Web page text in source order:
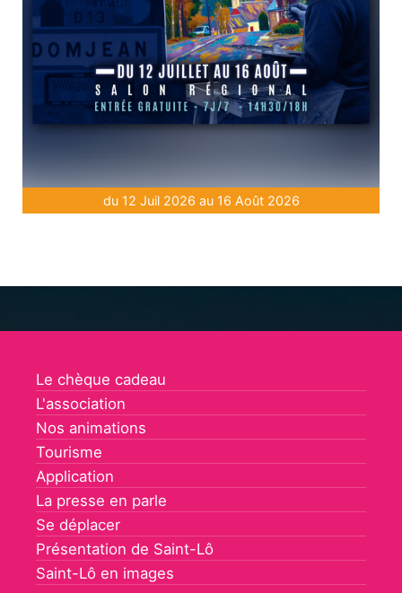
du 12 Juil 2026 au 16 Août 2026
Le chèque cadeau
L'association
Nos animations
Tourisme
Application
La presse en parle
Se déplacer
Présentation de Saint-Lô
Saint-Lô en images